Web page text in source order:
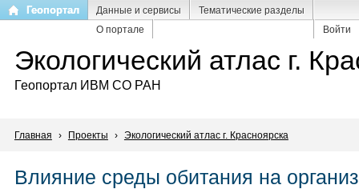
Перейти
содержанию
Геопортал Данные и сервисы
Тематические разделы
О портале
Войти
Экологический атлас г.
Геопортал ИВМ СО РАН
Главная › Проекты › Экологический атлас г. Красноярска
Влияние среды обитания на